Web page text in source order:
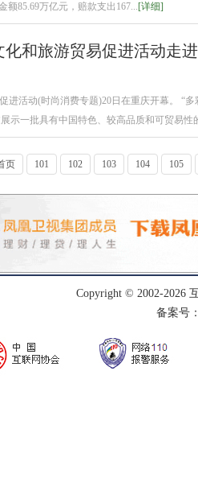
额85.69万亿元，赔款支出167...[详细]
化和旅游贸易促进活动走
进活动(时尚消费专题)20日在重庆开幕。 “
示一批具有中国特色、较高品质和可贸易性
页 101 102 103 104 105
Copyright © 2002-2026
备案号